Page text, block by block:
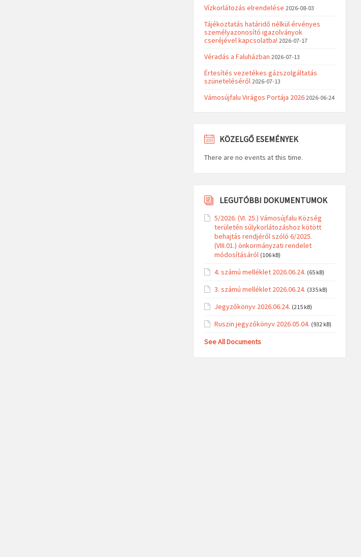
Vízkorlátozás elrendelése 2026-08-03
Tájékoztatás határidő nélkül érvényes
személyazonosító igazolványok
cseréjével kapcsolatba! 2026-07-17
Véradás a Faluházban 2026-07-13
Értesítés vezetékes gázszolgáltatás
szüneteléséről 2026-07-13
Vámosújfalu Virágos Portája 2026 2026-06-24
KÖZELGŐ ESEMÉNYEK
There are no events at this time.
LEGUTÓBBI DOKUMENTUMOK
5/2026. (VI. 25.) Vámosújfalu Község
területén súlykorlátozáshoz kötött
behajtás rendjéről szóló 6/2025.
(VIII.01.) önkormányzati rendelet
módosításáról (106 kB)
4. számú melléklet 2026.06.24. (65 kB)
3. számú melléklet 2026.06.24. (335 kB)
Jegyzőkönyv 2026.06.24. (215 kB)
Ruszin jegyzőkönyv 2026.05.04. (932 kB)
See All Documents